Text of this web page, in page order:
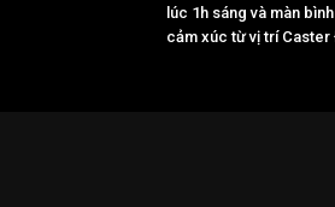
lúc 1h sáng và màn
cảm xúc từ vị trí Caster